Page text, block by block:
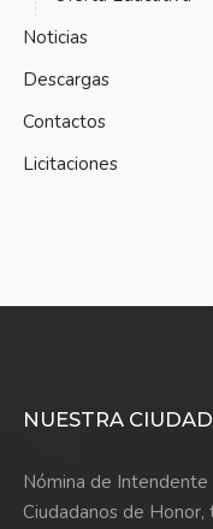
Noticias
Descargas
Contactos
Licitaciones
NUESTRA CIUDAD
Nómina de
Ciudadanos de